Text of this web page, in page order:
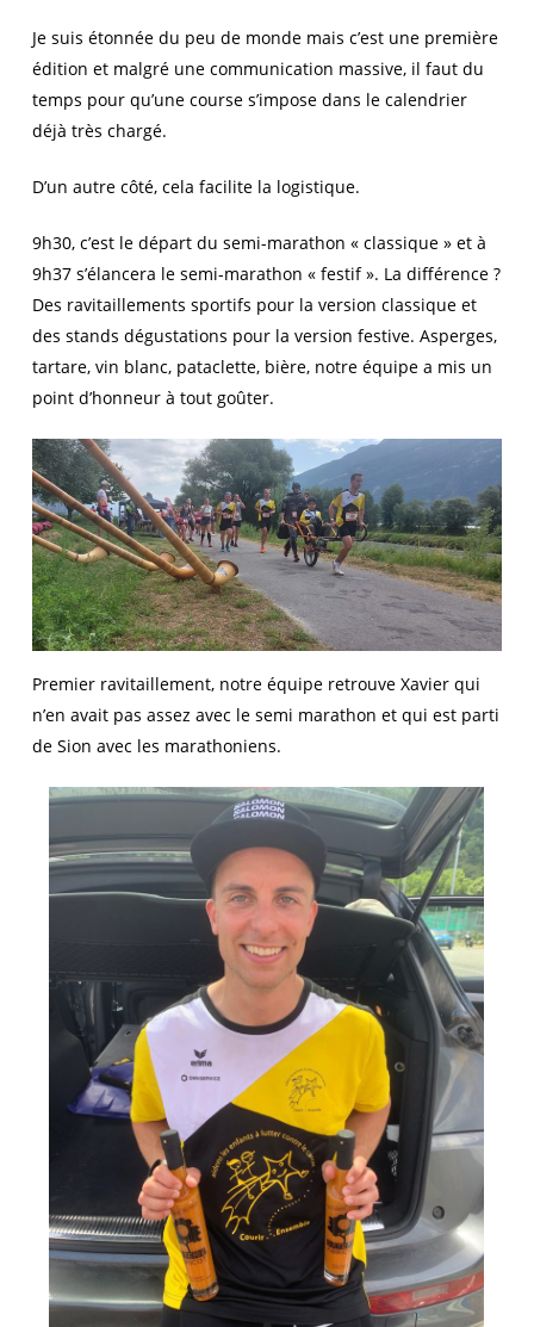
Je suis étonnée du peu de monde mais c’est une première
édition et malgré une communication massive, il faut du
temps pour qu’une course s’impose dans le calendrier
déjà très chargé.
D’un autre côté, cela facilite la logistique.
9h30, c’est le départ du semi-marathon « classique » et à
9h37 s’élancera le semi-marathon « festif ». La différence ?
Des ravitaillements sportifs pour la version classique et
des stands dégustations pour la version festive. Asperges,
tartare, vin blanc, pataclette, bière, notre équipe a mis un
point d’honneur à tout goûter.
Premier ravitaillement, notre équipe retrouve Xavier qui
n’en avait pas assez avec le semi marathon et qui est parti
de Sion avec les marathoniens.